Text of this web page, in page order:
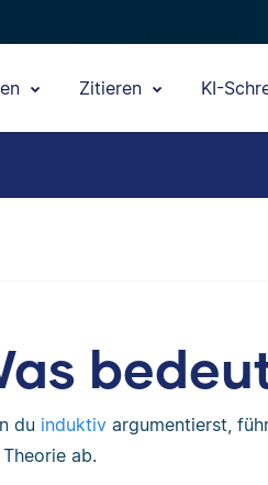
Zitieren KI-
du induktivargumentierst,
ab.